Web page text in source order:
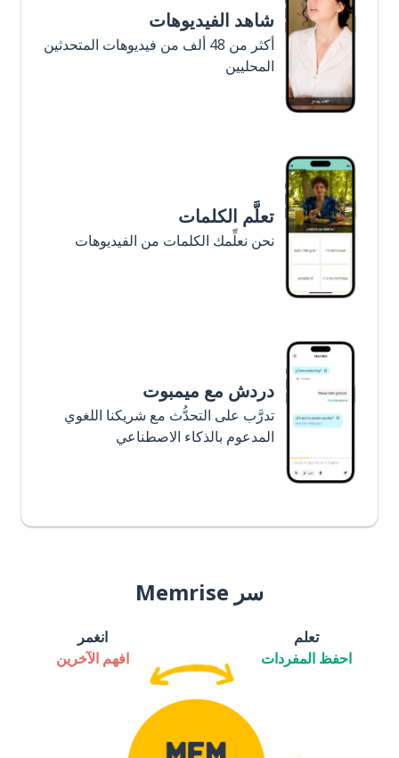
شاهد الفيديوهات
أكثر من 48 ألف من فيديوهات المتحدثين
المحليين
تعلَّم الكلمات
نحن نعلِّمك الكلمات من الفيديوهات
دردش مع ميمبوت
تدرَّب على التحدُّث مع شريكنا اللغوي
المدعوم بالذكاء الاصطناعي
سر Memrise
تعلم
احفظ المفردات
انغمر
افهم الآخرين